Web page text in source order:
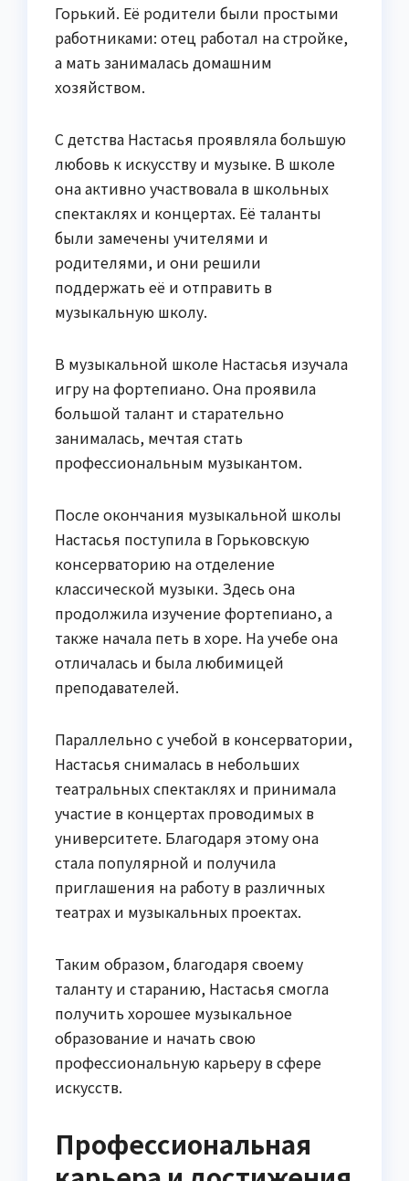
Горький. Её родители были простыми
работниками: отец работал на стройке,
а мать занималась домашним
хозяйством.
С детства Настасья проявляла большую
любовь к искусству и музыке. В школе
она активно участвовала в школьных
спектаклях и концертах. Её таланты
были замечены учителями и
родителями, и они решили
поддержать её и отправить в
музыкальную школу.
В музыкальной школе Настасья изучала
игру на фортепиано. Она проявила
большой талант и старательно
занималась, мечтая стать
профессиональным музыкантом.
После окончания музыкальной школы
Настасья поступила в Горьковскую
консерваторию на отделение
классической музыки. Здесь она
продолжила изучение фортепиано, а
также начала петь в хоре. На учебе она
отличалась и была любимицей
преподавателей.
Параллельно с учебой в консерватории,
Настасья снималась в небольших
театральных спектаклях и принимала
участие в концертах проводимых в
университете. Благодаря этому она
стала популярной и получила
приглашения на работу в различных
театрах и музыкальных проектах.
Таким образом, благодаря своему
таланту и старанию, Настасья смогла
получить хорошее музыкальное
образование и начать свою
профессиональную карьеру в сфере
искусств.
Профессиональная